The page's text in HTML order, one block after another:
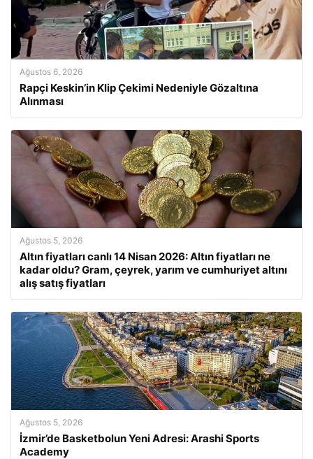
Ağustos 6, 2026
Rapçi Keskin’in Klip Çekimi Nedeniyle Gözaltına
Alınması
Ağustos 5, 2026
Altın fiyatları canlı 14 Nisan 2026: Altın fiyatları ne
kadar oldu? Gram, çeyrek, yarım ve cumhuriyet altını
alış satış fiyatları
Ağustos 5, 2026
İzmir’de Basketbolun Yeni Adresi: Arashi Sports
Academy